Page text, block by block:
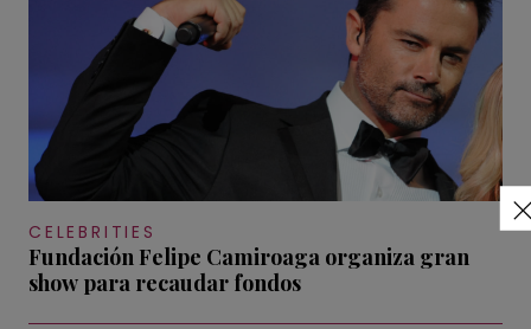
CELEBRITIES
Fundación Felipe Camiroaga organiza gran
show para recaudar fondos